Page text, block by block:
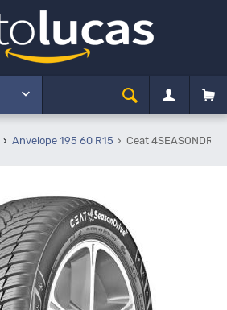
Anvelope 195 60 R15 Ceat